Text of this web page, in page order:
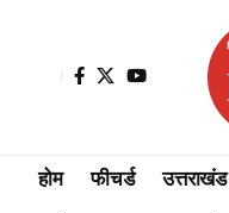
होम फीचर्ड उत्तराखंड